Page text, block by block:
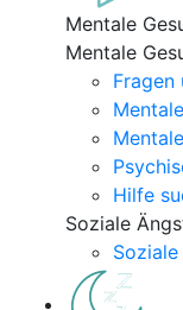
Mentale
Mentale
Hilfe
Soziale